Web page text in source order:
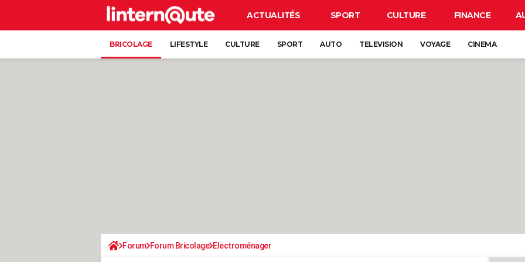
ACTUALITÉS SPORT CULTURE FINANCE
BRICOLAGE LIFESTYLE CULTURE SPORT AUTO TELEVISION VOYAGE CINEMA
Forum Forum Bricolage Electroménager